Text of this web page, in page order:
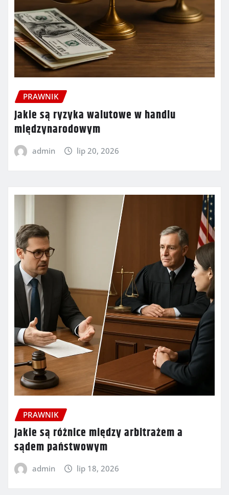
PRAWNIK
Jakie są ryzyka walutowe w handlu
międzynarodowym
admin lip 20, 2026
PRAWNIK
Jakie są różnice między arbitrażem a
sądem państwowym
admin lip 18, 2026